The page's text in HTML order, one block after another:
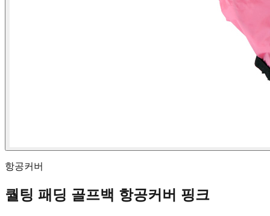
항공커버
퀄팅 패딩 골프백 항공커버 핑크